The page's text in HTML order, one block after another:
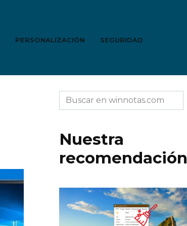
PERSONALIZACIÓN SEGURIDAD
Buscar
Nuestra
recomendación